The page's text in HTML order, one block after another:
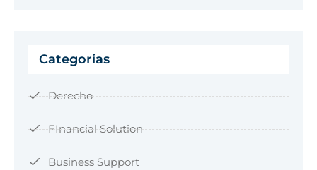
Categorias
Derecho
FInancial Solution
Business Support